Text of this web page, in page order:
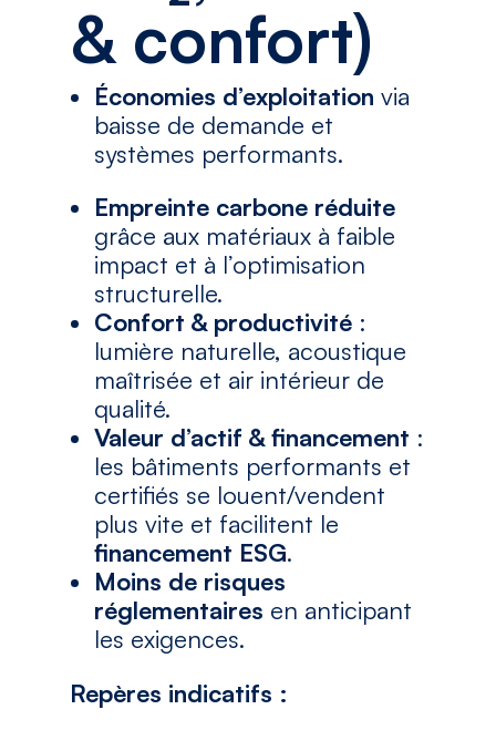
& confort)
Économies d’exploitation via
baisse de demande et
systèmes performants.
Empreinte carbone réduite
grâce aux matériaux à faible
impact et à l’optimisation
structurelle.
Confort & productivité:
lumière naturelle, acoustique
maîtrisée et air intérieur de
qualité.
Valeur d’actif & financement :
les bâtiments performants et
certifiés se louent/vendent
plus vite et facilitent le
financement ESG.
Moins de risques
réglementaires en anticipant
les exigences.
Repères indicatifs :